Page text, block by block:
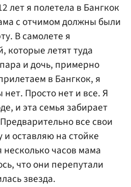
лет я полетела в Бангкок
с отчимом должны были
В самолете я
которые летят туда
и дочь, примерно
в Бангкок, я
Просто нет и все. Я
и эта семья забирает
все свои
и оставляю на стойке
часов мама
что они перепутали
звезда.